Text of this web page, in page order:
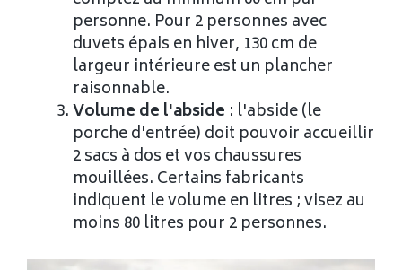
personne. Pour 2 personnes avec
duvets épais en hiver, 130 cm de
largeur intérieure est un plancher
raisonnable.
Volume de l'abside : l'abside (le
porche d'entrée) doit pouvoir accueillir
2 sacs à dos et vos chaussures
mouillées. Certains fabricants
indiquent le volume en litres ; visez au
moins 80 litres pour 2 personnes.